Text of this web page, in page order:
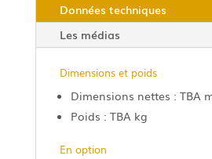
Données techniques
Les médias
Dimensions et poids
Dimensions nettes : TBA
Poids : TBA kg
En option